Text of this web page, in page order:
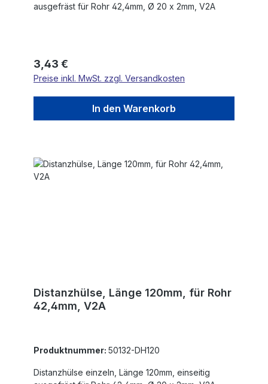
ausgefräst für Rohr 42,4mm, Ø 20 x 2mm, V2A
Regulärer Preis:
3,43 €
Preise inkl. MwSt. zzgl. Versandkosten
In den Warenkorb
Distanzhülse, Länge 120mm, für Rohr
42,4mm, V2A
Produktnummer: 50132-DH120
Distanzhülse einzeln, Länge 120mm, einseitig